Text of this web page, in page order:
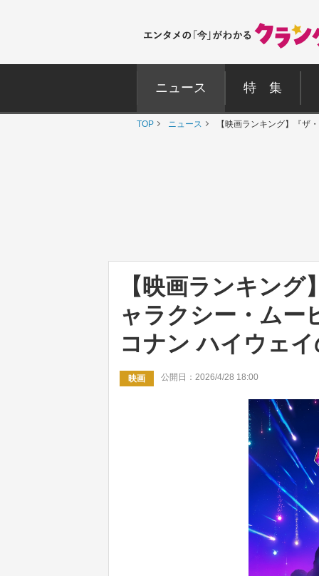
ニュース 特 集
TOP ニュース 【映画ランキング】『
【映画ランキン
ャラクシー・ム
コナン ハイウェ
映画 公開日：2026/4/28 18:00